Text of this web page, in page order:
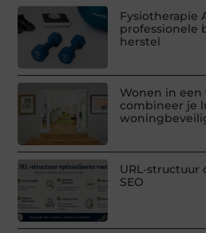
Fysiotherapie
professionele
herstel
Wonen in een
combineer je
URL-structuur
SEO